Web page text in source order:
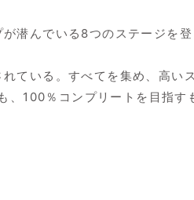
潜んでいる8つのステージを登
ている。すべてを集め、高い
100％コンプリートを目指す